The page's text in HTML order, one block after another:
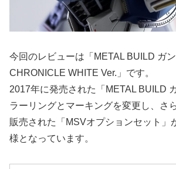
今回のレビューは「METAL BUILD ガ
CHRONICLE WHITE Ver.」です。
2017年に発売された「METAL BUILD
ラーリングとマーキングを変更し、さ
販売された「MSVオプションセット」
様となっています。